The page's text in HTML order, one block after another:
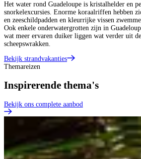
Het water rond Guadeloupe is kristalhelder en
snorkelexcursies. Enorme koraalriffen hebben
en zeeschildpadden en kleurrijke vissen
Ook enkele onderwatergrotten zijn in
wat meer ervaren duiker liggen wat verder uit
scheepswrakken.
Bekijk strandvakanties
Themareizen
Inspirerende thema's
Bekijk ons complete aanbod